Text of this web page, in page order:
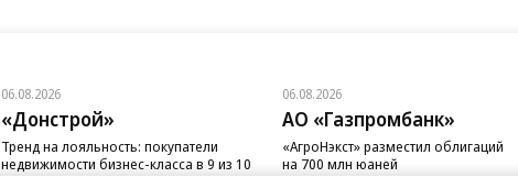
06.08.2026
«Донстрой»
Тренд на лояльность: покупатели
недвижимости бизнес-класса в 9 из 10
06.08.2026
АО «Газпромбанк»
«АгроНэкст» разместил облигаций
на 700 млн юаней